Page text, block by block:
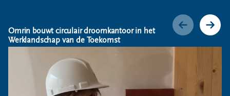
Omrin bouwt circulair droomkantoor in het
Werklandschap van de Toekomst